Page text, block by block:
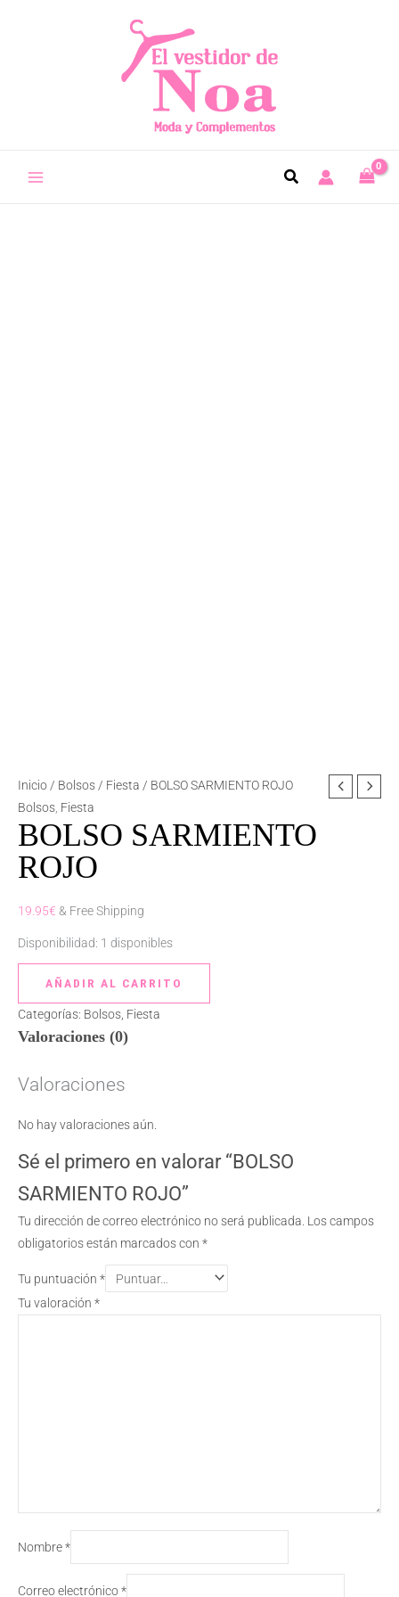
Inicio/ Bolsos/ Fiesta / BOLSO SARMIENTO ROJO
Bolsos, Fiesta
BOLSO SARMIENTO
ROJO
19.95€ & Free Shipping
Disponibilidad: 1 disponibles
BOLSO
SARMIENTO
ROJO
AÑADIR AL CARRITO
Categorías: Bolsos, Fiesta
Valoraciones (0)
Valoraciones
No hay valoraciones aún.
Sé el primero en valorar “BOLSO
SARMIENTO ROJO”
Tu dirección de correo electrónico no será publicada. Los campos
obligatorios están marcados con *
Tu puntuación *
Tu valoración *
Nombre*
Correo electrónico*